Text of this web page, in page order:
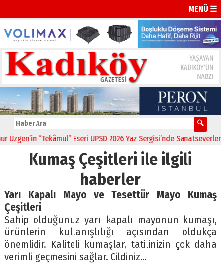
MENÜ ☰
“Tekâmül” Eseri UPSD 2026 Yaz Sergisi’nde Sanatseverlerle
Kumaş Çeşitleri ile ilgili
haberler
Yarı Kapalı Mayo ve Tesettür Mayo Kumaş
Çeşitleri
Sahip olduğunuz yarı kapalı mayonun kumaşı,
ürünlerin kullanışlılığı açısından oldukça
önemlidir. Kaliteli kumaşlar, tatilinizin çok daha
verimli geçmesini sağlar. Cildiniz…